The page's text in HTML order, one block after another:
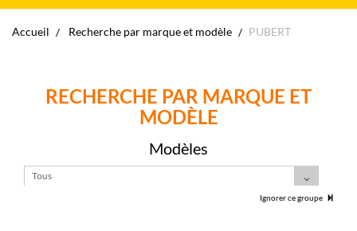
Accueil Recherche par marque et modèle PUBERT
RECHERCHE PAR MARQUE ET
MODÈLE
Modèles
Tous
Ignorer ce groupe